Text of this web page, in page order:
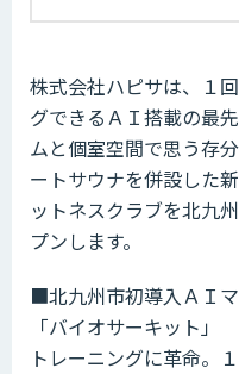
株式会社ハピサは、１
グできるＡＩ搭載の最
ムと個室空間で思う存
ートサウナを併設した
ットネスクラブを北九
プンします。
■北九州市初導入ＡＩ
「バイオサーキット」
トレーニングに革命。